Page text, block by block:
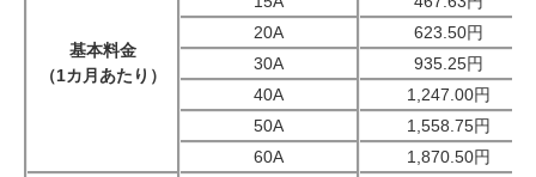
基本料金
（1カ月あたり）
20A
623.50円
30A
935.25円
40A
1,247.00円
50A
1,558.75円
60A
1,870.50円